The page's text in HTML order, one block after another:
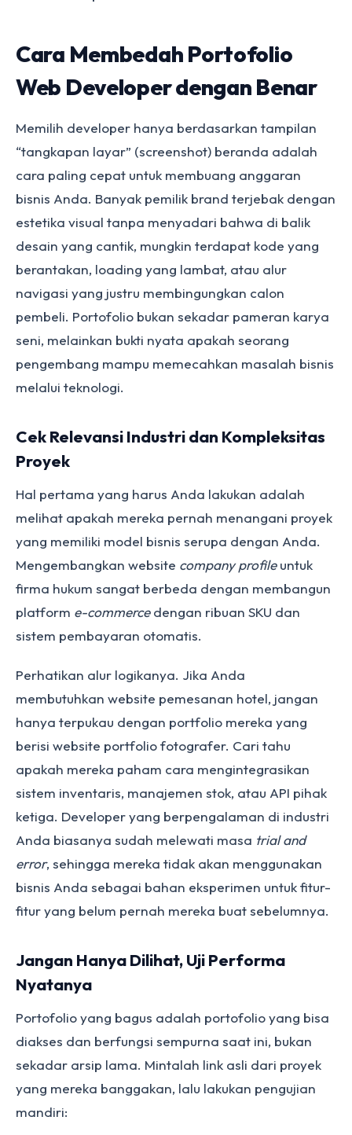
Cara Membedah Portofolio
Web Developer dengan Benar
Memilih developer hanya berdasarkan tampilan
“tangkapan layar” (screenshot) beranda adalah
cara paling cepat untuk membuang anggaran
bisnis Anda. Banyak pemilik brand terjebak dengan
estetika visual tanpa menyadari bahwa di balik
desain yang cantik, mungkin terdapat kode yang
berantakan, loading yang lambat, atau alur
navigasi yang justru membingungkan calon
pembeli. Portofolio bukan sekadar pameran karya
seni, melainkan bukti nyata apakah seorang
pengembang mampu memecahkan masalah bisnis
melalui teknologi.
Cek Relevansi Industri dan Kompleksitas
Proyek
Hal pertama yang harus Anda lakukan adalah
melihat apakah mereka pernah menangani proyek
yang memiliki model bisnis serupa dengan Anda.
Mengembangkan website company profileuntuk
firma hukum sangat berbeda dengan membangun
platform e-commercedengan ribuan SKU dan
sistem pembayaran otomatis.
Perhatikan alur logikanya. Jika Anda
membutuhkan website pemesanan hotel, jangan
hanya terpukau dengan portfolio mereka yang
berisi website portfolio fotografer. Cari tahu
apakah mereka paham cara mengintegrasikan
sistem inventaris, manajemen stok, atau API pihak
ketiga. Developer yang berpengalaman di industri
Anda biasanya sudah melewati masa trial and
error, sehingga mereka tidak akan menggunakan
bisnis Anda sebagai bahan eksperimen untuk fitur-
fitur yang belum pernah mereka buat sebelumnya.
Jangan Hanya Dilihat, Uji Performa
Nyatanya
Portofolio yang bagus adalah portofolio yang bisa
diakses dan berfungsi sempurna saat ini, bukan
sekadar arsip lama. Mintalah link asli dari proyek
yang mereka banggakan, lalu lakukan pengujian
mandiri: